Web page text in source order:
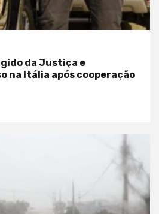
da Justiça e
na Itália após cooperação